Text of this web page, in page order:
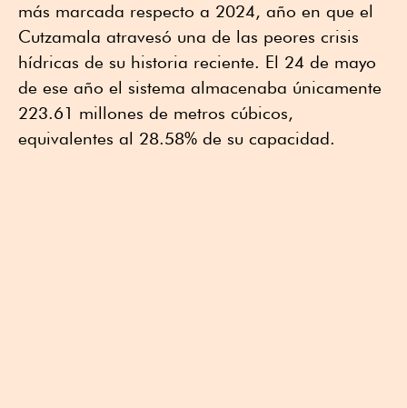
más marcada respecto a 2024, año en que el
Cutzamala atravesó una de las peores crisis
hídricas de su historia reciente. El 24 de mayo
de ese año el sistema almacenaba únicamente
223.61 millones de metros cúbicos,
equivalentes al 28.58% de su capacidad.